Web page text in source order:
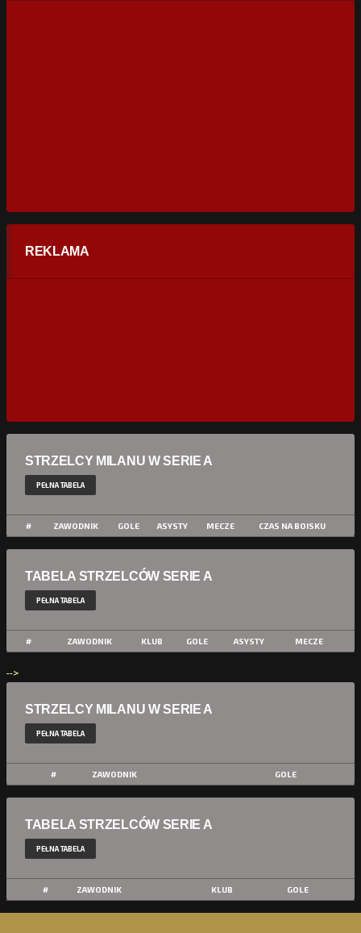
REKLAMA
STRZELCY MILANU W SERIE A
PEŁNA TABELA
# ZAWODNIK GOLE ASYSTY MECZE CZAS NA BOISKU
TABELA STRZELCÓW SERIE A
PEŁNA TABELA
# ZAWODNIK KLUB GOLE ASYSTY MECZE
-->
STRZELCY MILANU W SERIE A
PEŁNA TABELA
# ZAWODNIK GOLE
TABELA STRZELCÓW SERIE A
PEŁNA TABELA
# ZAWODNIK KLUB GOLE